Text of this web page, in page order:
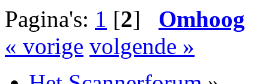
Pagina's: 1 [2] Omhoog
« vorige volgende »